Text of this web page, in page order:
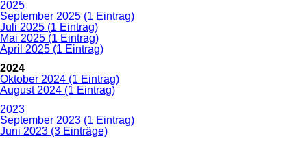
2025
September 2025 (1 Eintrag)
Juli 2025 (1 Eintrag)
Mai 2025 (1 Eintrag)
April 2025 (1 Eintrag)
2024
Oktober 2024 (1 Eintrag)
August 2024 (1 Eintrag)
2023
September 2023 (1 Eintrag)
Juni 2023 (3 Einträge)